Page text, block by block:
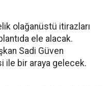
olağanüstü itirazları
ele alacak.
Sadi Güven
ile bir araya gelecek.